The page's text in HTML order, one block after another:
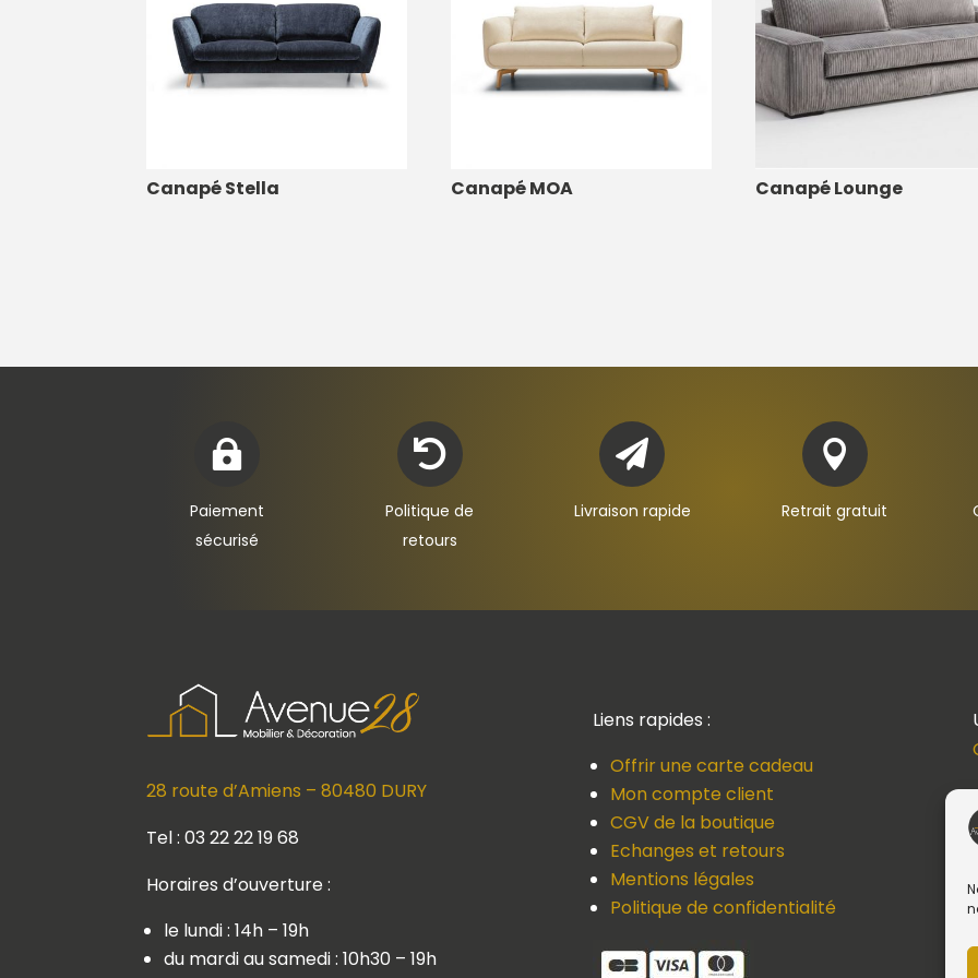
Canapé Stella Canapé MOA Canapé Lounge

Paiement
sécurisé

Politique de
retours

Livraison rapide

Retrait gratuit
28 route d’Amiens – 80480 DURY
Tel : 03 22 22 19 68
Horaires d’ouverture :
le lundi : 14h – 19h
du mardi au samedi : 10h30 – 19h
Liens rapides :
Offrir une carte cadeau
Mon compte client
CGV de la boutique
Echanges et retours
Mentions légales
Politique de confidentialité